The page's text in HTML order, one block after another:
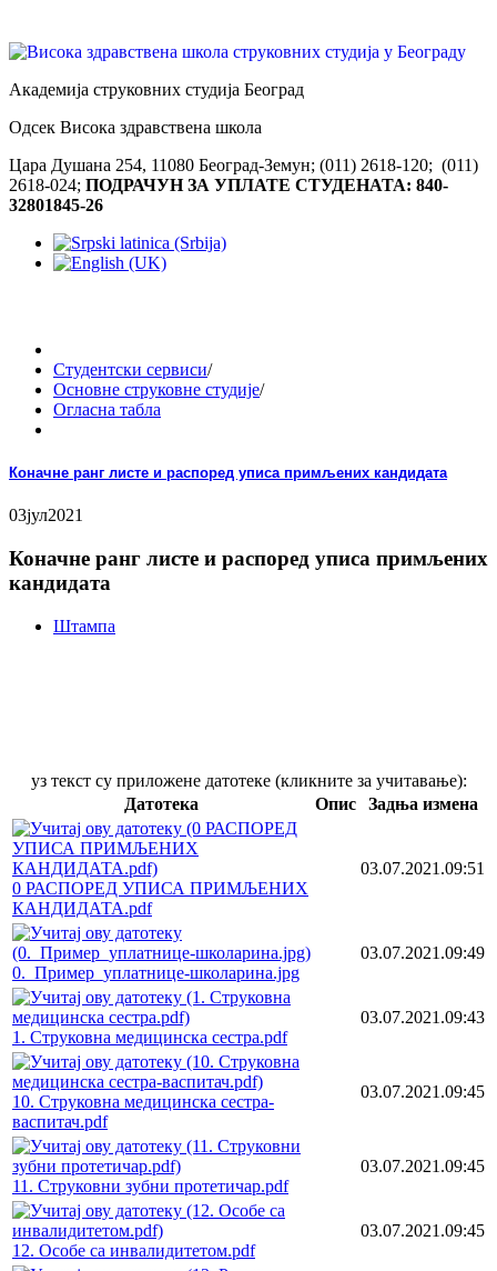
Академија струковних студија Београд
Одсек Висока здравствена школа
Цара Душана 254, 11080 Београд-Земун; (011) 2618-120; (011)
2618-024; ПОДРАЧУН ЗА УПЛАТЕ СТУДЕНАТА: 840-
32801845-26
Студентски сервиси/
Основне струковне студије/
Огласна табла
Коначне ранг листе и распоред уписа примљених кандидата
03јул2021
Коначне ранг листе и распоред уписа примљених
кандидата
Штампа
уз текст су приложене датотеке (кликните за учитавање):
Датотека
Опис Задња измена
0 РАСПОРЕД УПИСА ПРИМЉЕНИХ
КАНДИДАТА.pdf
03.07.2021.09:51
0._Пример_уплатнице-школарина.jpg
03.07.2021.09:49
1. Струковна медицинска сестра.pdf
03.07.2021.09:43
10. Струковна медицинска сестра-
васпитач.pdf
03.07.2021.09:45
11. Струковни зубни протетичар.pdf
03.07.2021.09:45
12. Особе са инвалидитетом.pdf
03.07.2021.09:45